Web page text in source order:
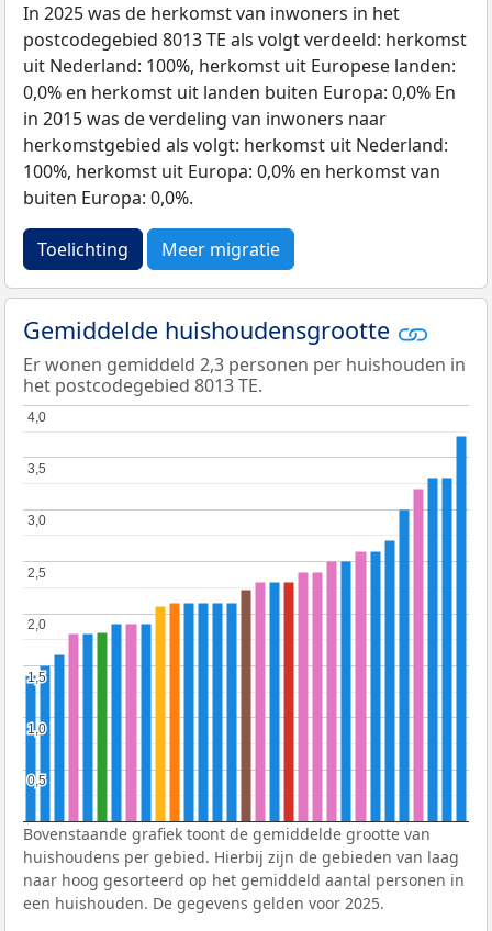
In 2025 was de herkomst van inwoners in het
postcodegebied 8013 TE als volgt verdeeld: herkomst
uit Nederland: 100%, herkomst uit Europese landen:
0,0% en herkomst uit landen buiten Europa: 0,0% En
in 2015 was de verdeling van inwoners naar
herkomstgebied als volgt: herkomst uit Nederland:
100%, herkomst uit Europa: 0,0% en herkomst van
buiten Europa: 0,0%.
Toelichting Meer migratie
Gemiddelde huishoudensgrootte
Er wonen gemiddeld 2,3 personen per huishouden in
het postcodegebied 8013 TE.
0,5
0,5
1,0
1,0
1,5
1,5
2,0
2,0
2,5
2,5
3,0
3,0
3,5
3,5
4,0
4,0
Bovenstaande grafiek toont de gemiddelde grootte van
huishoudens per gebied. Hierbij zijn de gebieden van laag
naar hoog gesorteerd op het gemiddeld aantal personen in
een huishouden. De gegevens gelden voor 2025.